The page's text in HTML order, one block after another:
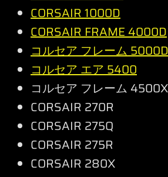
CORSAIR 1000D
CORSAIR FRAME 4000D
コルセア フレーム 5000D
コルセア エア 5400
コルセア フレーム 4500X
CORSAIR 270R
CORSAIR 275Q
CORSAIR 275R
CORSAIR 280X